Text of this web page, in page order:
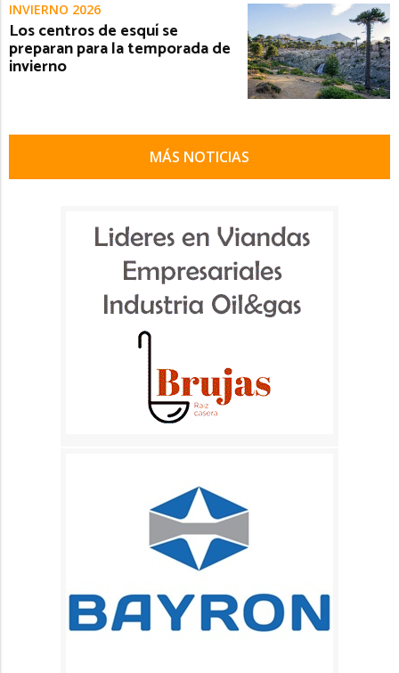
INVIERNO 2026
Los centros de esquí se
preparan para la temporada de
invierno
MÁS NOTICIAS